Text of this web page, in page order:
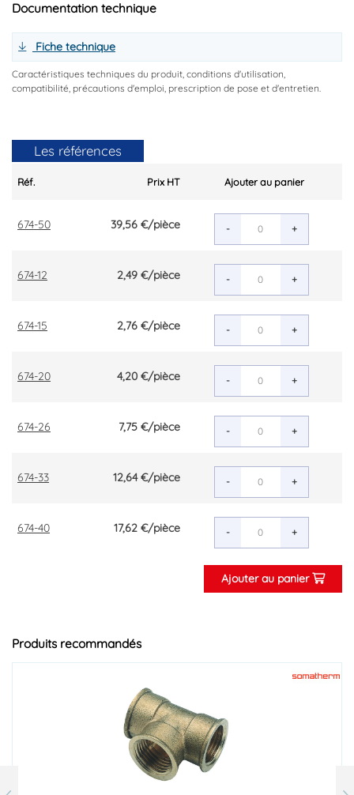
Documentation technique
Fiche technique
Caractéristiques techniques du produit, conditions d'utilisation,
compatibilité, précautions d'emploi, prescription de pose et d'entretien.
Les références
Réf. Prix HT Ajouter au panier
674-50 39,56 €/pièce - +
674-12 2,49 €/pièce - +
674-15 2,76 €/pièce - +
674-20 4,20 €/pièce - +
674-26 7,75 €/pièce - +
674-33 12,64 €/pièce - +
674-40 17,62 €/pièce - +
Ajouter au panier
Produits recommandés